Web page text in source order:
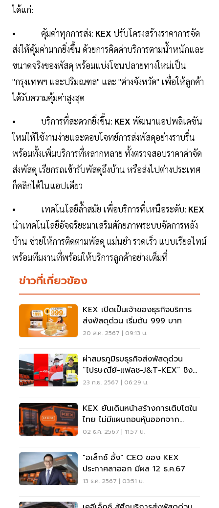
ได้แก่:
• คุ้มค่าทุกการส่ง: KEX ปรับโครงสร้างราคาการจัด
ส่งให้คุ้มค่ามากยิ่งขึ้น ด้วยการคิดค่าบริการตามน้ำหนักและ
ขนาดจริงของพัสดุ พร้อมแบ่งโซนปลายทางใหม่เป็น
"กรุงเทพฯ และปริมณฑล" และ "ต่างจังหวัด" เพื่อให้ลูกค้า
ได้รับความคุ้มค่าสูงสุด
• บริการที่สะดวกยิ่งขึ้น: KEX พัฒนาแอปพลิเคชัน
ใหม่ให้ใช้งานง่ายและตอบโจทย์การส่งพัสดุอย่างราบรื่น
พร้อมทั้งเพิ่มบริการที่หลากหลาย ทั้งตรวจสอบราคาค่าจัด
ส่งพัสดุ เรียกรถเข้ารับพัสดุถึงบ้าน หรือส่งไปต่างประเทศ
ก็คลิกได้ในแอปเดียว
• เทคโนโลยีล้ำสมัย เพื่อบริการที่เหนือระดับ: KEX
นำเทคโนโลยีอัจฉริยะมาเสริมศักยภาพระบบจัดการหลัง
บ้าน ช่วยให้การติดตามพัสดุ แม่นยำ รวดเร็ว แบบเรียลไทม์
พร้อมทีมงานที่พร้อมให้บริการลูกค้าอย่างเต็มที่
ข่าวที่เกี่ยวข้อง
KEX เปิดเป็นเจ้าของธุรกิจบริการ
ส่งพัสดุด่วน เริ่มต้น 999 บาท
20 ส.ค. 2567 | 09:13 น.
ผ่าสมรภูมิรบธุรกิจส่งพัสดุด่วน
“ไปรษณีย์-แฟลช-J&T-KEX” ชิง
ตลาดแสนล้าน
23 ก.ย. 2567 | 06:29 น.
KEX ยันเดินหน้าสร้างการเติบโตใน
ไทย ไม่มีแผนถอนหุ้นออกจาก
ตลาดหลักทรัพย์
02 ธ.ค. 2567 | 11:57 น.
"อเล็กซ์ อึ้ง" CEO ของ KEX
ประกาศลาออก มีผล 12 ธ.ค.67
13 ธ.ค. 2567 | 03:51 น.